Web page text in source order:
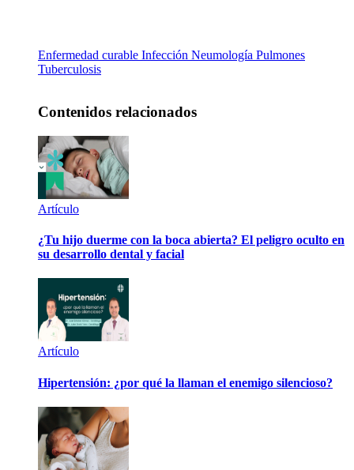
Enfermedad curable Infección Neumología Pulmones
Tuberculosis
Contenidos relacionados
Artículo
¿Tu hijo duerme con la boca abierta? El peligro oculto en
su desarrollo dental y facial
Artículo
Hipertensión: ¿por qué la llaman el enemigo silencioso?